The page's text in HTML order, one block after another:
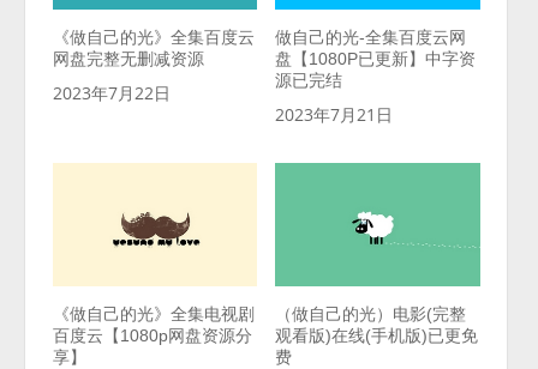
《做自己的光》全集百度云
网盘完整无删减资源
2023年7月22日
做自己的光-全集百度云网
盘【1080P已更新】中字资
源已完结
2023年7月21日
《做自己的光》全集电视剧
百度云【1080p网盘资源分
享】
（做自己的光）电影(完整
观看版)在线(手机版)已更免
费